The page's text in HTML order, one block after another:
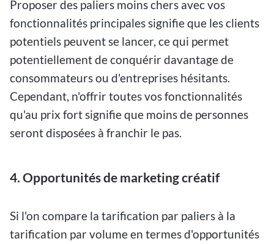
Proposer des paliers moins chers avec vos
fonctionnalités principales signifie que les clients
potentiels peuvent se lancer, ce qui permet
potentiellement de conquérir davantage de
consommateurs ou d'entreprises hésitants.
Cependant, n'offrir toutes vos fonctionnalités
qu'au prix fort signifie que moins de personnes
seront disposées à franchir le pas.
4. Opportunités de marketing créatif
Si l'on compare la tarification par paliers à la
tarification par volume en termes d'opportunités